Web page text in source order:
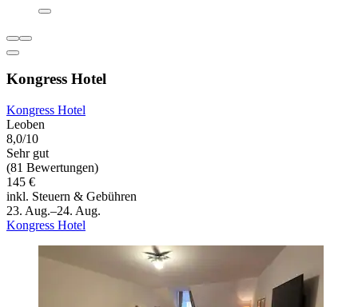
Kongress Hotel
Kongress Hotel
Leoben
8,0/10
Sehr gut
(81 Bewertungen)
145 €
inkl. Steuern & Gebühren
23. Aug.–24. Aug.
Kongress Hotel